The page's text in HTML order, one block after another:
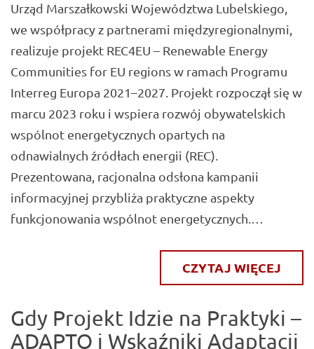
Urząd Marszałkowski Województwa Lubelskiego,
we współpracy z partnerami międzyregionalnymi,
realizuje projekt REC4EU – Renewable Energy
Communities for EU regions w ramach Programu
Interreg Europa 2021–2027. Projekt rozpoczął się w
marcu 2023 roku i wspiera rozwój obywatelskich
wspólnot energetycznych opartych na
odnawialnych źródłach energii (REC).
Prezentowana, racjonalna odsłona kampanii
informacyjnej przybliża praktyczne aspekty
funkcjonowania wspólnot energetycznych.…
CZYTAJ WIĘCEJ
Gdy Projekt Idzie na Praktyki –
ADAPTO i Wskaźniki Adaptacji